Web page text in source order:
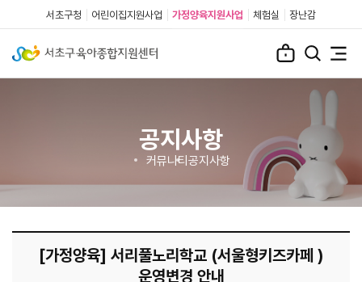
서초구청 어린이집지원사업 가정양육지원사업 체험실 장난감
공지사항
커뮤니티 공지사항
[가정양육] 서리풀노리학교 (서울형키즈카페 )
운영변경 안내